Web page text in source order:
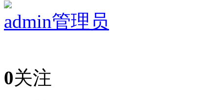
admin管理员
0关注